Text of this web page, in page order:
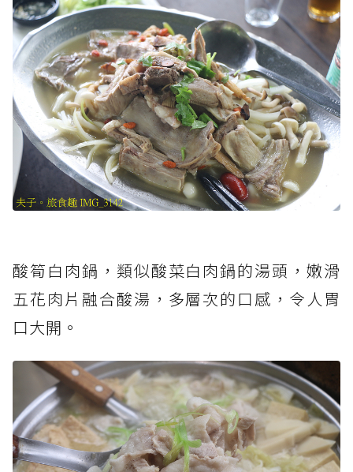
酸筍白肉鍋，類似酸菜白肉鍋的湯頭，嫩滑
五花肉片融合酸湯，多層次的口感，令人胃
口大開。